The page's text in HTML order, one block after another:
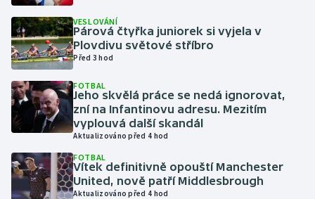
Moderní pětiboj
Motorsport
Olympijské hry
Plavání
VESLOVÁNÍ
Párová čtyřka juniorek si vyjela v
Plovdivu světové stříbro
Před 3 hod
FOTBAL
Jeho skvělá práce se nedá ignorovat,
zní na Infantinovu adresu. Mezitím
vyplouvá další skandál
Aktualizováno před 4 hod
FOTBAL
Vítek definitivně opouští Manchester
United, nově patří Middlesbrough
Aktualizováno před 4 hod